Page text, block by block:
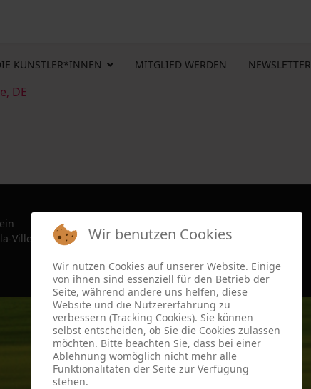
KUNSTLER*INNEN MITGLIED WERDEN NEWSLETTER
DE
Ville, France since 2022Wir benutzen Cookies
Wir nutzen Cookies auf unserer Website. Einige
von ihnen sind essenziell für den Betrieb der
Seite, während andere uns helfen, diese
Website und die Nutzererfahrung zu
verbessern (Tracking Cookies). Sie können
selbst entscheiden, ob Sie die Cookies zulassen
möchten. Bitte beachten Sie, dass bei einer
Ablehnung womöglich nicht mehr alle
Funktionalitäten der Seite zur Verfügung
stehen.